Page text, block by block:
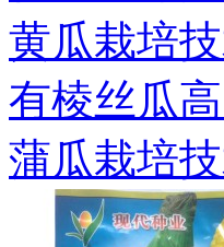
黄瓜栽培
有棱丝瓜
蒲瓜栽培